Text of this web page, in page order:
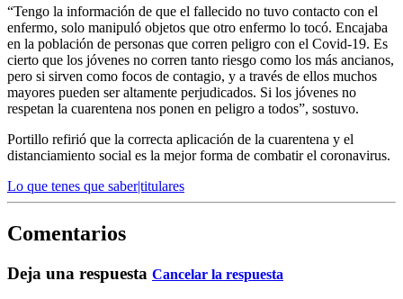
“Tengo la información de que el fallecido no tuvo contacto con el
enfermo, solo manipuló objetos que otro enfermo lo tocó. Encajaba
en la población de personas que corren peligro con el Covid-19. Es
cierto que los jóvenes no corren tanto riesgo como los más ancianos,
pero si sirven como focos de contagio, y a través de ellos muchos
mayores pueden ser altamente perjudicados. Si los jóvenes no
respetan la cuarentena nos ponen en peligro a todos”, sostuvo.
Portillo refirió que la correcta aplicación de la cuarentena y el
distanciamiento social es la mejor forma de combatir el coronavirus.
Lo que tenes que saber|titulares
Comentarios
Deja una respuesta Cancelar la respuesta